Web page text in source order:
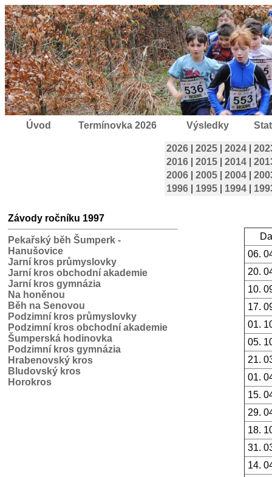
Úvod Termínovka 2026 Výsledky
2026 2025 2024
2016
2015 2014
2006
2005 2004
1996
1995 1994
Závody ročníku 1997
Pekařský běh Šumperk -
Hanušovice
Jarní kros průmyslovky
Jarní kros obchodní akademie
Jarní kros gymnázia
Na honěnou
Běh na Senovou
Podzimní kros průmyslovky
Podzimní kros obchodní akademie
Šumperská hodinovka
Podzimní kros gymnázia
Hrabenovský kros
Bludovský kros
Horokros
06.
20.
10.
17.
01.
05.
21.
01.
15.
29.
18.
31.
14.